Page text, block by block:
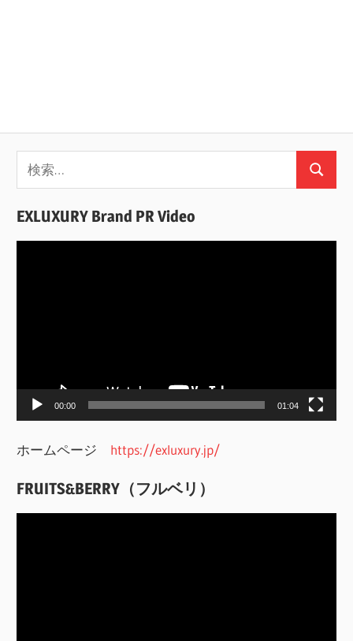
索:
検
EXLUXURY Brand PR Video
ー
00:00 01:04
ホームページ https://exluxury.jp/
FRUITS&BERRY（フルベリ）